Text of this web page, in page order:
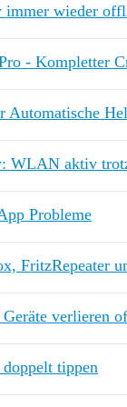
immer wieder
- Kompletter
Automatische
WLAN aktiv
Probleme
FritzRepeater
verlieren
tippen